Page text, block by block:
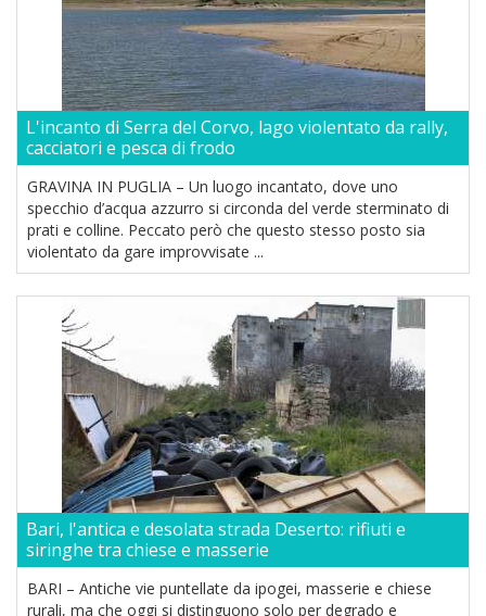
L'incanto di Serra del Corvo, lago violentato da rally,
cacciatori e pesca di frodo
GRAVINA IN PUGLIA – Un luogo incantato, dove uno
specchio d’acqua azzurro si circonda del verde sterminato di
prati e colline. Peccato però che questo stesso posto sia
violentato da gare improvvisate ...
Bari, l'antica e desolata strada Deserto: rifiuti e
siringhe tra chiese e masserie
BARI – Antiche vie puntellate da ipogei, masserie e chiese
rurali, ma che oggi si distinguono solo per degrado e